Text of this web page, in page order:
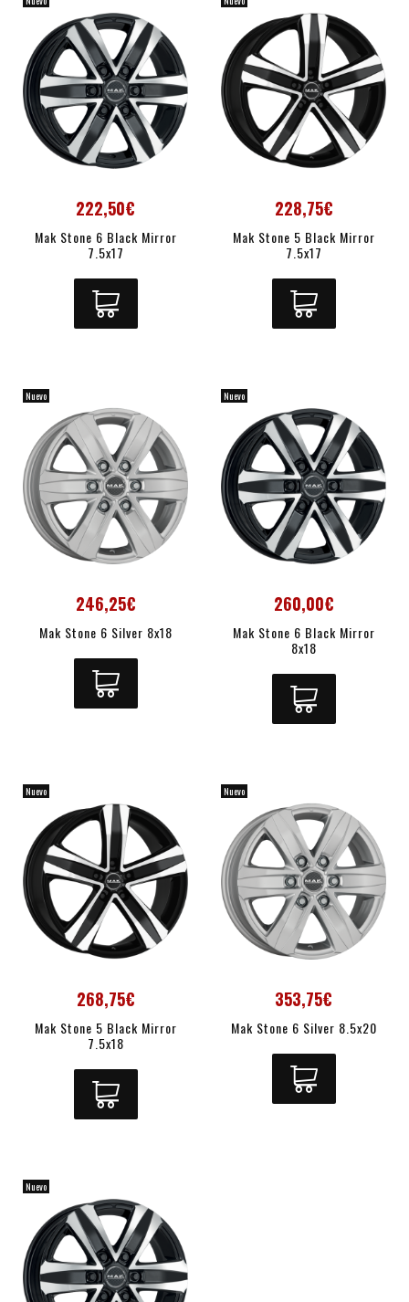
222,50€
Mak Stone 6 Black Mirror
7.5x17
228,75€
Mak Stone 5 Black Mirror
7.5x17
Nuevo
246,25€
Mak Stone 6 Silver 8x18
Nuevo
260,00€
Mak Stone 6 Black Mirror
8x18
Nuevo
268,75€
Mak Stone 5 Black Mirror
7.5x18
Nuevo
353,75€
Mak Stone 6 Silver 8.5x20
Nuevo